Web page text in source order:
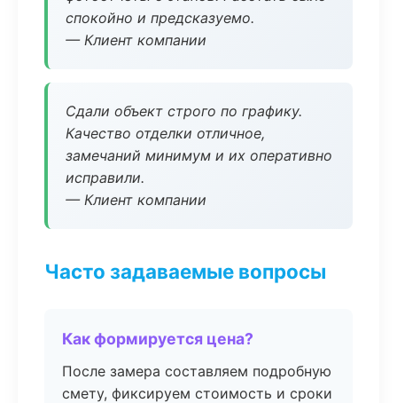
спокойно и предсказуемо.
— Клиент компании
Сдали объект строго по графику.
Качество отделки отличное,
замечаний минимум и их оперативно
исправили.
— Клиент компании
Часто задаваемые вопросы
Как формируется цена?
После замера составляем подробную
смету, фиксируем стоимость и сроки